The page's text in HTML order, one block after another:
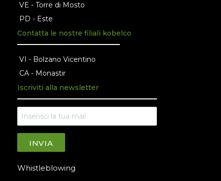
VE - Torre di Mosto
PD - Este
Contatta le nostre filiali kobelco
VI - Bolzano Vicentino
CA - Monastir
Iscriviti alla newsletter
INVIA
Whistleblowing